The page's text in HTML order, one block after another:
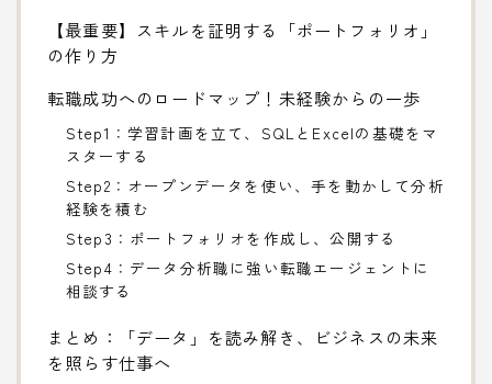
【最重要】スキルを証明する「ポートフォリオ」
の作り方
転職成功へのロードマップ！未経験からの一歩
Step1：学習計画を立て、SQLとExcelの基礎をマ
スターする
Step2：オープンデータを使い、手を動かして分析
経験を積む
Step3：ポートフォリオを作成し、公開する
Step4：データ分析職に強い転職エージェントに
相談する
まとめ：「データ」を読み解き、ビジネスの未来
を照らす仕事へ